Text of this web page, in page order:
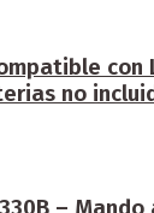
con
no